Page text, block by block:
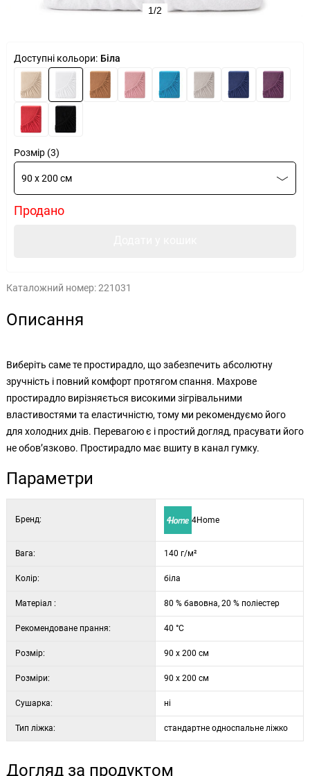
1/2
Доступні кольори: Біла
Розмір (3)
90 x 200 см
Продано
Каталожний номер:221031
Описання
Виберіть саме те простирадло, що забезпечить абсолютну
зручність і повний комфорт протягом спання. Махрове
простирадло вирізняється високими зігрівальними
властивостями та еластичністю, тому ми рекомендуємо його
для холодних днів. Перевагою є і простий догляд, прасувати його
не обов’язково. Простирадло має вшиту в канал гумку.
Параметри
Бренд: 4Home
Вага: 140 г/м²
Колір: біла
Матеріал : 80 % бавовна, 20 % поліестер
Рекомендоване прання: 40 °C
Розмір: 90 x 200 см
Розміри: 90 x 200 см
Сушарка: ні
Тип ліжка: стандартне односпальне ліжко
Догляд за продуктом